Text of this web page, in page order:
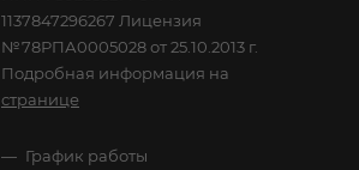
1137847296267 Лицензия
№78РПА0005028 от 25.10.2013 г.
Подробная информация на
странице
График работы